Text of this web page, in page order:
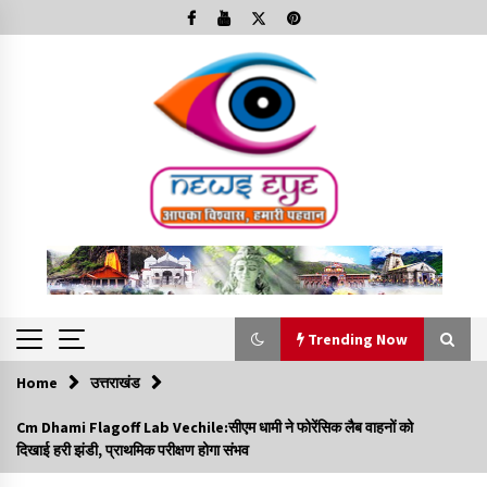
to
Trending Now
Trending Now
Minorities Rights Day : विश्व अल्पसंख्यक अधिकार दिवस
कार्यक्रम में शामिल हुए सीएम,आधुनिक मदरसों का नाम अब्दुल कलाम के नाम
Home उत्तराखंड
Cm Dhami Flagoff Lab Vechile:सीएम धामी ने फोरेंसिक लैब वाहनों को
दिखाई हरी झंडी, प्राथमिक परीक्षण होगा संभव